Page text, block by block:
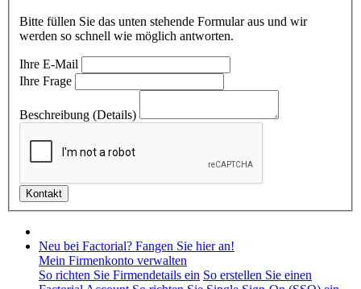
Bitte füllen Sie das unten stehende Formular aus und wir
werden so schnell wie möglich antworten.
Ihre E-Mail
Ihre Frage
Beschreibung (Details)
Neu bei Factorial? Fangen Sie hier an!
Mein Firmenkonto verwalten
So richten Sie Firmendetails ein So erstellen Sie einen